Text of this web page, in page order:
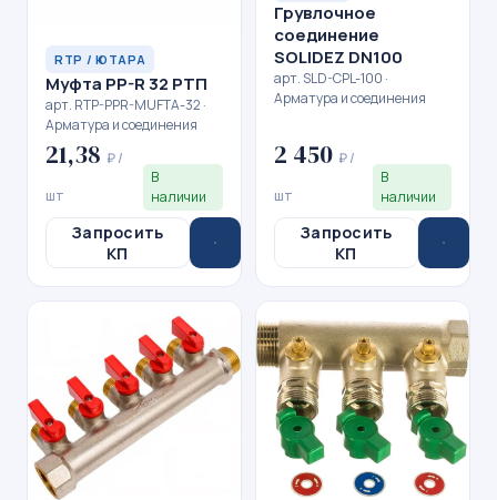
RTP / ЮТАРА
Муфта PP-R 32 РТП
арт. RTP-PPR-MUFTA-32 ·
Арматура и соединения
21,38 ₽ /
шт
В
наличии
Запросить
КП
Грувлочное
соединение
SOLIDEZ DN100
арт. SLD-CPL-100 ·
Арматура и соединения
2 450 ₽ /
шт
В
наличии
Запросить
КП